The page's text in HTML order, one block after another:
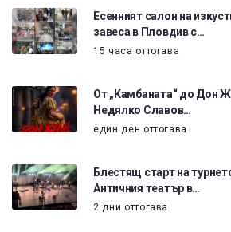
Есенният салон на
завеса в Пловдив с…
15 часа оттогава
От „Камбаната“ до Дон
Недялко Славов…
един ден оттогава
Блестящ старт на
Античния театър в…
2 дни оттогава